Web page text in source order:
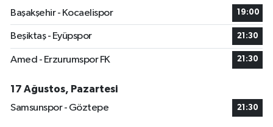
Başakşehir - Kocaelispor
19:00
Beşiktaş - Eyüpspor 21:30
Amed - Erzurumspor FK 21:30
17 Ağustos, Pazartesi
Samsunspor - Göztepe
21:30